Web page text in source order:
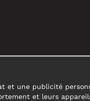
et une publicité
et leurs